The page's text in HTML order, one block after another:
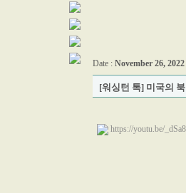
Date : November 26, 2022
[워싱턴 톡] 미국의
https://youtu.be/